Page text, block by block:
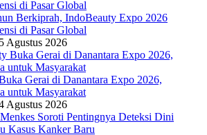
Berkiprah, IndoBeauty Expo 2026
di Pasar Global
5 Agustus 2026
Gerai di Danantara Expo 2026,
untuk Masyarakat
Agustus 2026